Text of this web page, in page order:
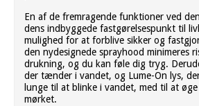
En af de fremragende funktioner ved
dens indbyggede fastgørelsespunkt til
mulighed for at forblive sikker og
den nydesignede sprayhood minimeres
drukning, og du kan føle dig tryg.
der tænder i vandet, og Lume-On lys,
lunge til at blinke i vandet, med til at
mørket.